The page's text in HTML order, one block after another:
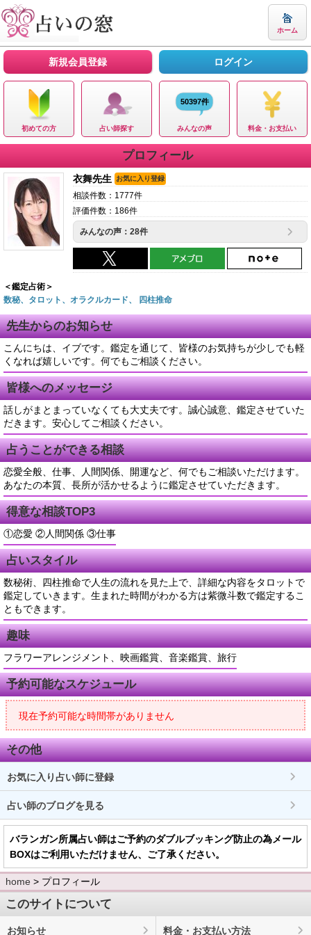
ホーム
新規会員登録 ログイン
初めての方 占い師探す
50397件
みんなの声 料金・お支払い
プロフィール
衣舞先生 お気に入り登録
相談件数：1777件
評価件数：186件
みんなの声：28件
＜鑑定占術＞
数秘、タロット、オラクルカード、 四柱推命
先生からのお知らせ
こんにちは、イブです。鑑定を通じて、皆様のお気持ちが少しでも軽
くなれば嬉しいです。何でもご相談ください。
皆様へのメッセージ
話しがまとまっていなくても大丈夫です。誠心誠意、鑑定させていた
だきます。安心してご相談ください。
占うことができる相談
恋愛全般、仕事、人間関係、開運など、何でもご相談いただけます。
あなたの本質、長所が活かせるように鑑定させていただきます。
得意な相談TOP3
①恋愛 ②人間関係 ③仕事
占いスタイル
数秘術、四柱推命で人生の流れを見た上で、詳細な内容をタロットで
鑑定していきます。生まれた時間がわかる方は紫微斗数で鑑定するこ
ともできます。
趣味
フラワーアレンジメント、映画鑑賞、音楽鑑賞、旅行
予約可能なスケジュール
現在予約可能な時間帯がありません
その他
お気に入り占い師に登録
占い師のブログを見る
バランガン所属占い師はご予約のダブルブッキング防止の為メール
BOXはご利用いただけません、ご了承ください。
home > プロフィール
このサイトについて
お知らせ 料金・お支払い方法